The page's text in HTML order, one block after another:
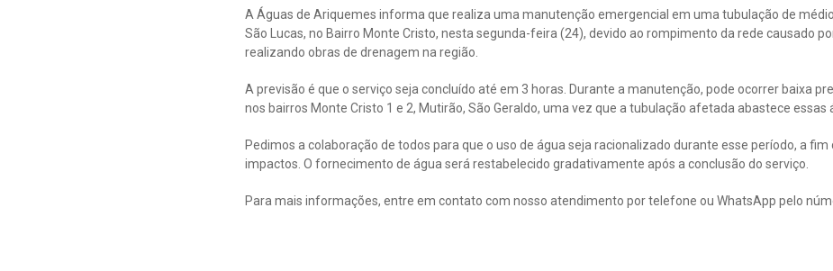
A Águas de Ariquemes informa que realiza uma manutenção emergencial em uma tubulação de
São Lucas, no Bairro Monte Cristo, nesta segunda-feira (24), devido ao rompimento da rede causado
realizando obras de drenagem na região.
A previsão é que o serviço seja concluído até em 3 horas. Durante a manutenção, pode ocorrer baixa
nos bairros Monte Cristo 1 e 2, Mutirão, São Geraldo, uma vez que a tubulação afetada abastece essas
Pedimos a colaboração de todos para que o uso de água seja racionalizado durante esse período, a
impactos. O fornecimento de água será restabelecido gradativamente após a conclusão do serviço.
Para mais informações, entre em contato com nosso atendimento por telefone ou WhatsApp pelo